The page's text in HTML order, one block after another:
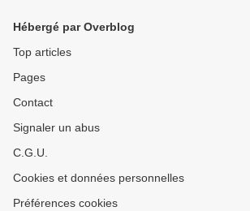
Hébergé par Overblog
Top articles
Pages
Contact
Signaler un abus
C.G.U.
Cookies et données personnelles
Préférences cookies